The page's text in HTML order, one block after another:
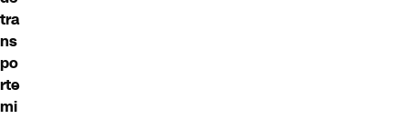
tra
ns
po
rte
mi